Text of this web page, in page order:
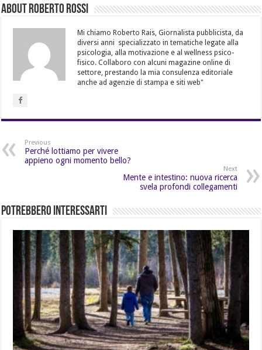
About Roberto Rossi
Mi chiamo Roberto Rais, Giornalista pubblicista, da
diversi anni specializzato in tematiche legate alla
psicologia, alla motivazione e al wellness psico-
fisico. Collaboro con alcuni magazine online di
settore, prestando la mia consulenza editoriale
anche ad agenzie di stampa e siti web"
Previous
Perché lottiamo per vivere
appieno ogni momento bello?
Next
Mente e intestino: nuova ricerca
svela profondi collegamenti
Potrebbero Interessarti